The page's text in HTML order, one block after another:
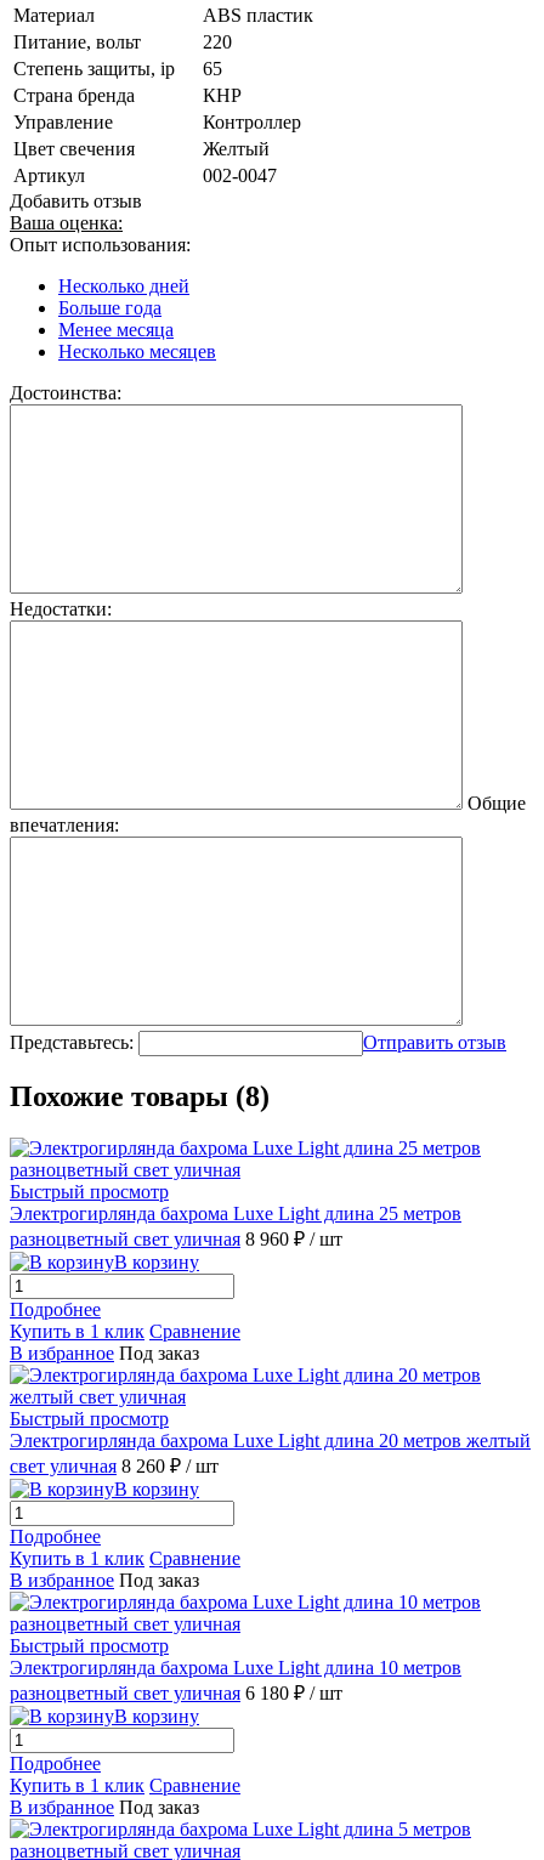
Материал
ABS пластик
Питание, вольт
220
Степень защиты, ip
65
Страна бренда
КНР
Управление
Контроллер
Цвет свечения
Желтый
Артикул
002-0047
Добавить отзыв
Ваша оценка:
Опыт использования:
Несколько дней
Больше года
Менее месяца
Несколько месяцев
Достоинства:
Недостатки:
Общие
впечатления:
Представьтесь: Отправить отзыв
Похожие товары (8)
Быстрый просмотр
Электрогирлянда бахрома Luxe Light длина 25 метров
разноцветный свет уличная 8 960 ₽ / шт
В корзину
Подробнее
Купить в 1 клик Сравнение
В избранное Под заказ
Быстрый просмотр
Электрогирлянда бахрома Luxe Light длина 20 метров желтый
свет уличная 8 260 ₽ / шт
В корзину
Подробнее
Купить в 1 клик Сравнение
В избранное Под заказ
Быстрый просмотр
Электрогирлянда бахрома Luxe Light длина 10 метров
разноцветный свет уличная 6 180 ₽ / шт
В корзину
Подробнее
Купить в 1 клик Сравнение
В избранное Под заказ